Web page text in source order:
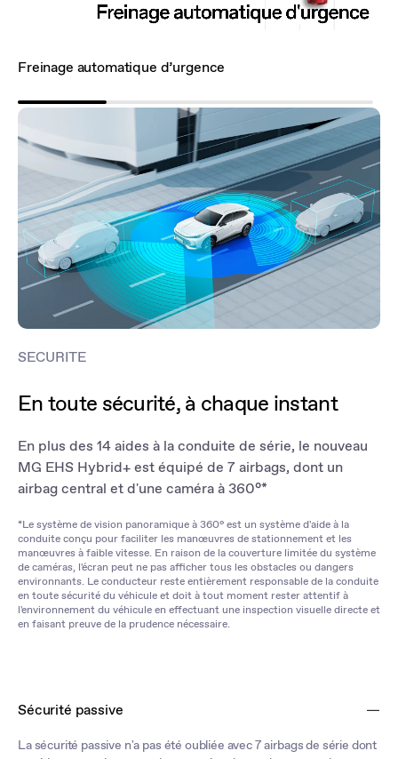
Freinage automatique d’urgence
SECURITE
En toute sécurité, à chaque instant
En plus des 14 aides à la conduite de série, le nouveau
MG EHS Hybrid+ est équipé de 7 airbags, dont un
airbag central et d'une caméra à 360°*
*Le système de vision panoramique à 360° est un système d'aide à la
conduite conçu pour faciliter les manœuvres de stationnement et les
manœuvres à faible vitesse. En raison de la couverture limitée du système
de caméras, l'écran peut ne pas afficher tous les obstacles ou dangers
environnants. Le conducteur reste entièrement responsable de la conduite
en toute sécurité du véhicule et doit à tout moment rester attentif à
l'environnement du véhicule en effectuant une inspection visuelle directe et
en faisant preuve de la prudence nécessaire.
Sécurité passive
La sécurité passive n'a pas été oubliée avec 7 airbags de série dont